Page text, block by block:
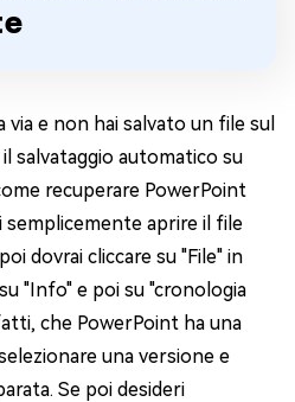
via e non hai salvato un file sul
salvataggio automatico su
recuperare PowerPoint
semplicemente aprire il file
dovrai cliccare su "File" in
"Info" e poi su "cronologia
che PowerPoint ha una
una versione e
Se poi desideri